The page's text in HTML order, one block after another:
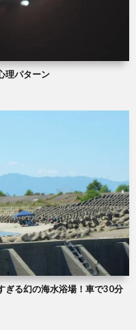
理パターン
ぎる幻の海水浴場！車で30分